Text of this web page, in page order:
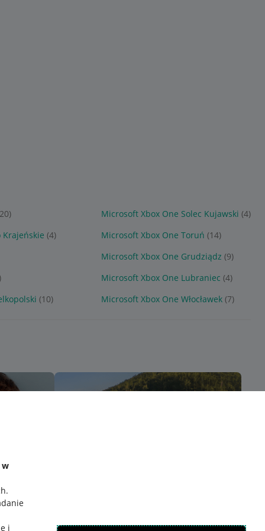
w
.
i
Microsoft Xbox One Solec Kujawski (4)
Krajeńskie (4) Microsoft Xbox One Toruń (14)
Microsoft Xbox One Grudziądz (9)
Microsoft Xbox One Lubraniec (4)
(10) Microsoft Xbox One Włocławek (7)